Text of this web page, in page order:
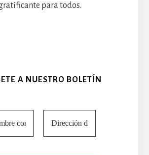
para todos.
A NUESTRO BOLETÍN